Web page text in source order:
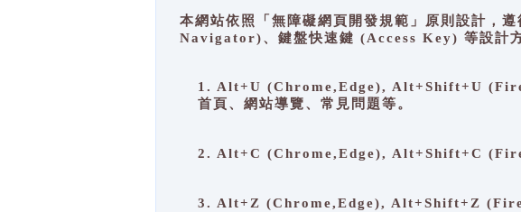
本網站依照「無障礙網頁開發規範」原則設計，
Navigator)、鍵盤快速鍵 (Access Key) 等設計
1. Alt+U (Chrome,Edge), Alt+Shift+U
首頁、網站導覽、常見問題等。
2. Alt+C (Chrome,Edge), Alt+Shift+C
3. Alt+Z (Chrome,Edge), Alt+Shift+Z